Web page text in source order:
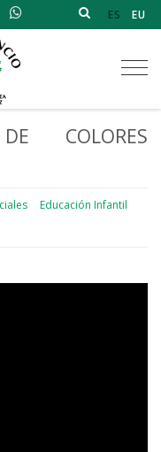
ES EU
COLORES
Educación Infantil